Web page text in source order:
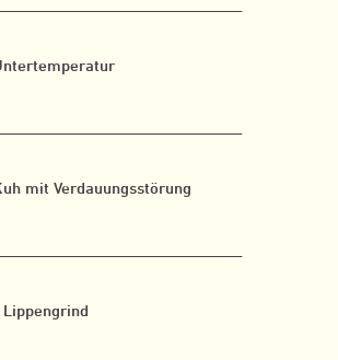
mit Verdauungsstörung